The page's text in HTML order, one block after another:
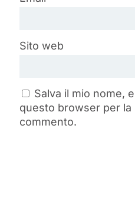
Sito web
Salva il mio nome,
questo browser per la
commento.